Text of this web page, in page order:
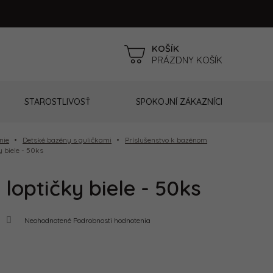
NÁKUPNÝPRÁZDNY KOŠÍK
STAROSTLIVOSŤ SPOKOJNÍ ZÁKAZNÍCI
Detské bazény s guličkami
Príslušenstvo k bazénom
biele - 50ks
loptičky biele - 50ks
Priemerné
Neohodnotené Podrobnosti hodnotenia